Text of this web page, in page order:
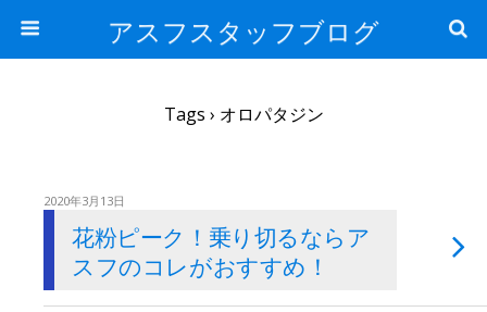
アスフスタッフブログ
Tags › オロパタジン
2020年3月13日
花粉ピーク！乗り切るならア
スフのコレがおすすめ！